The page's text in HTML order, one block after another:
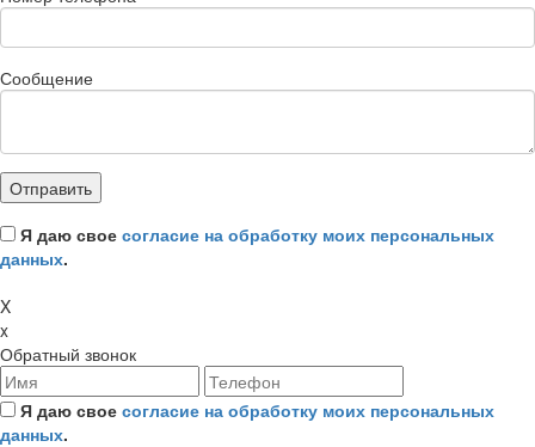
Сообщение
Я даю свое согласие на обработку моих персональных
данных.
X
x
Обратный звонок
Я даю свое согласие на обработку моих персональных
данных.